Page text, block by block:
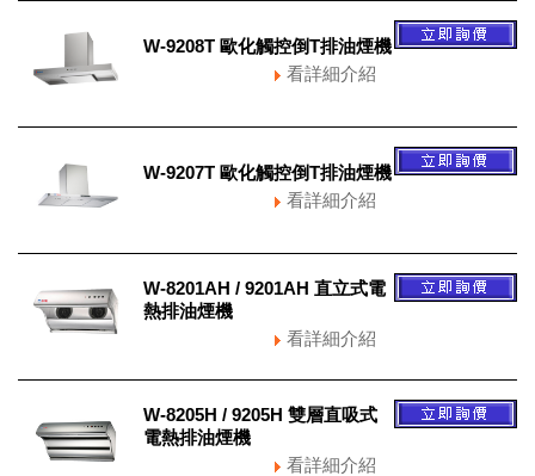
W-9208T 歐化觸控倒T排油煙機
看詳細介紹
W-9207T 歐化觸控倒T排油煙機
看詳細介紹
W-8201AH / 9201AH 直立式電
熱排油煙機
看詳細介紹
W-8205H / 9205H 雙層直吸式
電熱排油煙機
看詳細介紹